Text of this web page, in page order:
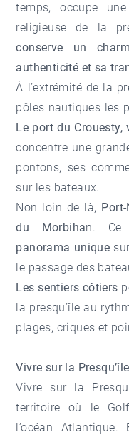
temps, occupe
religieuse de la
conserve un
authenticité et sa
À l’extrémité de la
pôles nautiques les
Le port du
concentre une
pontons, ses
sur les bateaux.
Non loin de là,
du Morbihan. Ce
panorama unique
le passage des
Les sentiers côtiers
la presqu’île au
plages, criques et
Vivre sur la
Vivre sur la
territoire où le
l’océan Atlantique.